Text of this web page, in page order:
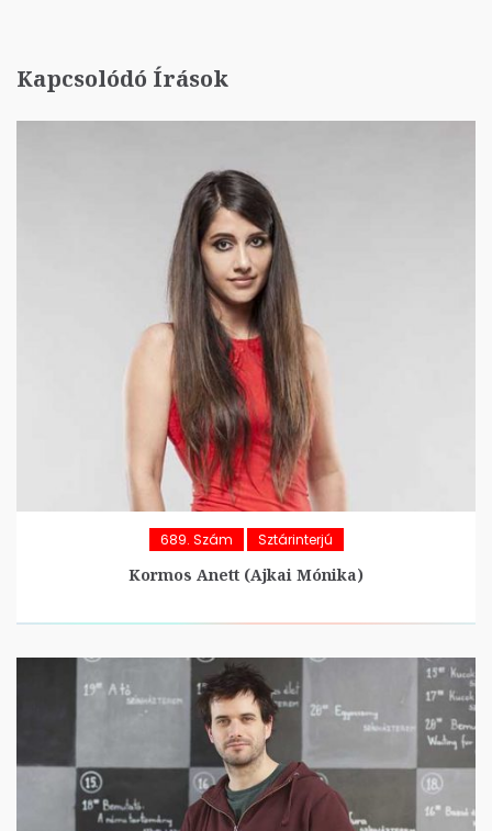
Kapcsolódó Írások
689. Szám Sztárinterjú
Kormos Anett (Ajkai Mónika)